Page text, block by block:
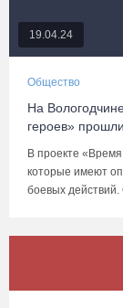
19.04.24
Общество
На
героев»
В проекте
которые имеют
боевых действий.